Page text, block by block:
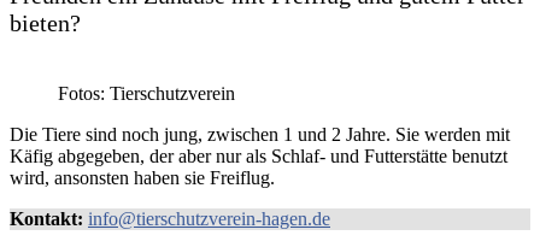
bieten?
Fotos: Tierschutzverein
Die Tiere sind noch jung, zwischen 1 und 2 Jahre. Sie werden mit
Käfig abgegeben, der aber nur als Schlaf- und Futterstätte benutzt
wird, ansonsten haben sie Freiflug.
Kontakt: info@tierschutzverein-hagen.de